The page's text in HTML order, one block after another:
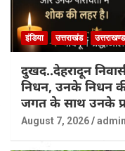
इंडिया उत्तराखंड उत्तराखण्ड
दुखद..देहरादून
निधन, उनके निधन
जगत के साथ उनके
August 7, 2026 admin